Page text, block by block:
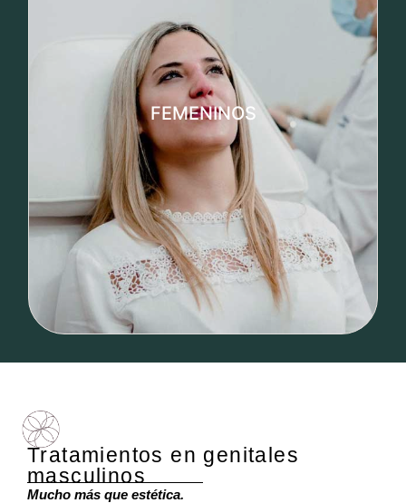
FEMENINOS
Tratamientos femeninos
• Rejuvenecimiento de vulva
• Adiposidad localizada en pubis
• Tratamientos de continencia urinaria
Tratamientos en genitales
masculinos
Mucho más que estética.